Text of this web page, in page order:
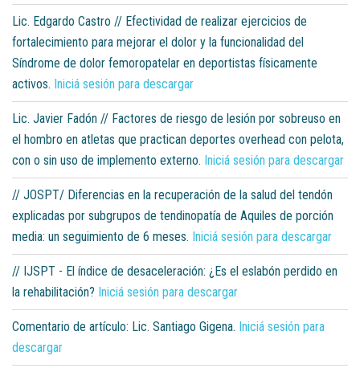
Lic. Edgardo Castro // Efectividad de realizar ejercicios de
fortalecimiento para mejorar el dolor y la funcionalidad del
Síndrome de dolor femoropatelar en deportistas físicamente
activos. Iniciá sesión para descargar
Lic. Javier Fadón // Factores de riesgo de lesión por sobreuso en
el hombro en atletas que practican deportes overhead con pelota,
con o sin uso de implemento externo. Iniciá sesión para descargar
// JOSPT/ Diferencias en la recuperación de la salud del tendón
explicadas por subgrupos de tendinopatía de Aquiles de porción
media: un seguimiento de 6 meses. Iniciá sesión para descargar
// IJSPT - El índice de desaceleración: ¿Es el eslabón perdido en
la rehabilitación? Iniciá sesión para descargar
Comentario de artículo: Lic. Santiago Gigena. Iniciá sesión para
descargar